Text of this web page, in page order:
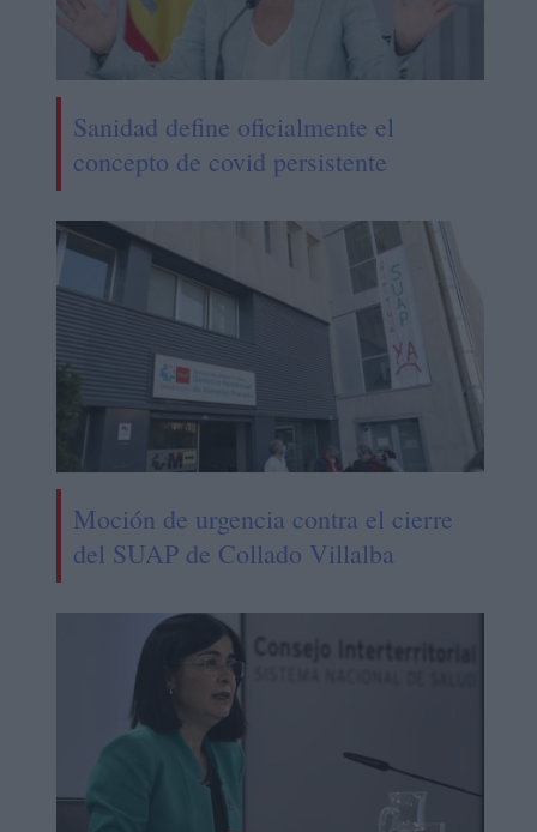
Sanidad define oficialmente el
concepto de covid persistente
Moción de urgencia contra el cierre
del SUAP de Collado Villalba